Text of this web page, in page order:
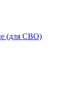
(для СВО)